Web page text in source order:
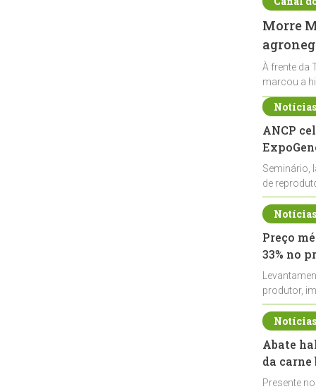
Morre
À frente da
marcou a
ANCP
Seminário,
de
durante a
Preço
33% no
produtor,
de leite cru
Abate
da
Presente